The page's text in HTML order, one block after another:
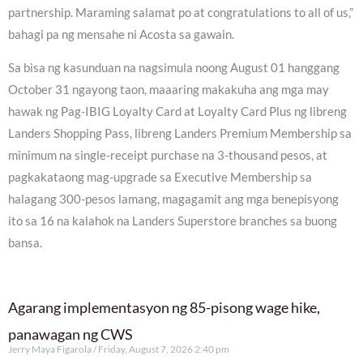
partnership. Maraming salamat po at congratulations to all of us,”
bahagi pa ng mensahe ni Acosta sa gawain.
Sa bisa ng kasunduan na nagsimula noong August 01 hanggang
October 31 ngayong taon, maaaring makakuha ang mga may
hawak ng Pag-IBIG Loyalty Card at Loyalty Card Plus ng libreng
Landers Shopping Pass, libreng Landers Premium Membership sa
minimum na single-receipt purchase na 3-thousand pesos, at
pagkakataong mag-upgrade sa Executive Membership sa
halagang 300-pesos lamang, magagamit ang mga benepisyong
ito sa 16 na kalahok na Landers Superstore branches sa buong
bansa.
Agarang implementasyon ng 85-pisong wage hike,
panawagan ng CWS
Jerry Maya Figarola Friday, August 7, 2026 2:40 pm